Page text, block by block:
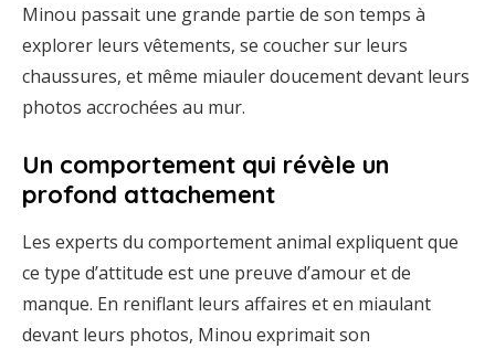
Minou passait une grande partie de son temps à
explorer leurs vêtements, se coucher sur leurs
chaussures, et même miauler doucement devant leurs
photos accrochées au mur.
Un comportement qui révèle un
profond attachement
Les experts du comportement animal expliquent que
ce type d’attitude est une preuve d’amour et de
manque. En reniflant leurs affaires et en miaulant
devant leurs photos, Minou exprimait son